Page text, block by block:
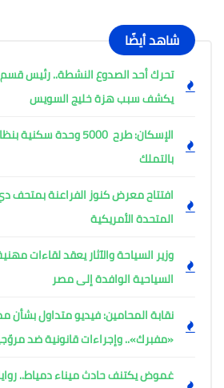
شاهد أيضًا
تحرك أحد الصدوع النشطة.. رئيس قسم
يكشف سبب هزة خليج السويس
الإسكان: طرح 5000 وحدة
بالتملك
افتتاح معرض كنوز الفراعنة بمتحف
المتحدة الأمريكية
وزير السياحة والآثار يعقد لقاءات
السياحية الوافدة إلى مصر
نقابة المحامين: فيديو متداول بشأن
«مفبرك».. وإجراءات قانونية ضد
غموض يكتنف حادث ميناء دمياط..